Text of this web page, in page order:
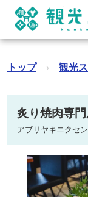
トップ › 観光
炙り焼肉専
アブリヤキニクセ